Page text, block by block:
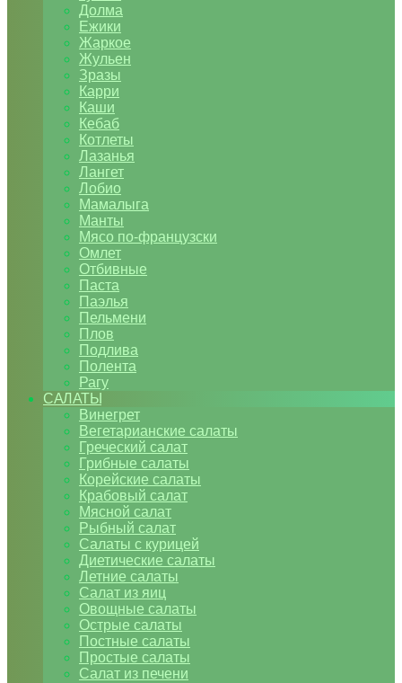
Долма
Ежики
Жаркое
Жульен
Зразы
Карри
Каши
Кебаб
Котлеты
Лазанья
Лангет
Лобио
Мамалыга
Манты
Мясо по-французски
Омлет
Отбивные
Паста
Паэлья
Пельмени
Плов
Подлива
Полента
Рагу
САЛАТЫ
Винегрет
Вегетарианские салаты
Греческий салат
Грибные салаты
Корейские салаты
Крабовый салат
Мясной салат
Рыбный салат
Салаты с курицей
Диетические салаты
Летние салаты
Салат из яиц
Овощные салаты
Острые салаты
Постные салаты
Простые салаты
Салат из печени